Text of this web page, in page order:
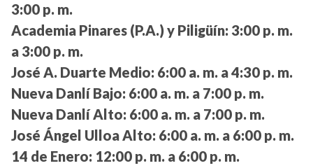
3:00 p. m.
Academia Pinares (P.A.) y Piligüín: 3:00 p. m.
a 3:00 p. m.
José A. Duarte Medio: 6:00 a. m. a 4:30 p. m.
Nueva Danlí Bajo: 6:00 a. m. a 7:00 p. m.
Nueva Danlí Alto: 6:00 a. m. a 7:00 p. m.
José Ángel Ulloa Alto: 6:00 a. m. a 6:00 p. m.
14 de Enero: 12:00 p. m. a 6:00 p. m.